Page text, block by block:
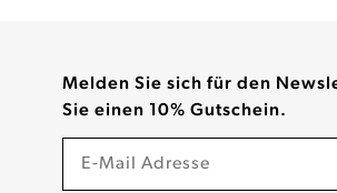
Melden Sie sich für den
Sie einen 10% Gutschein.